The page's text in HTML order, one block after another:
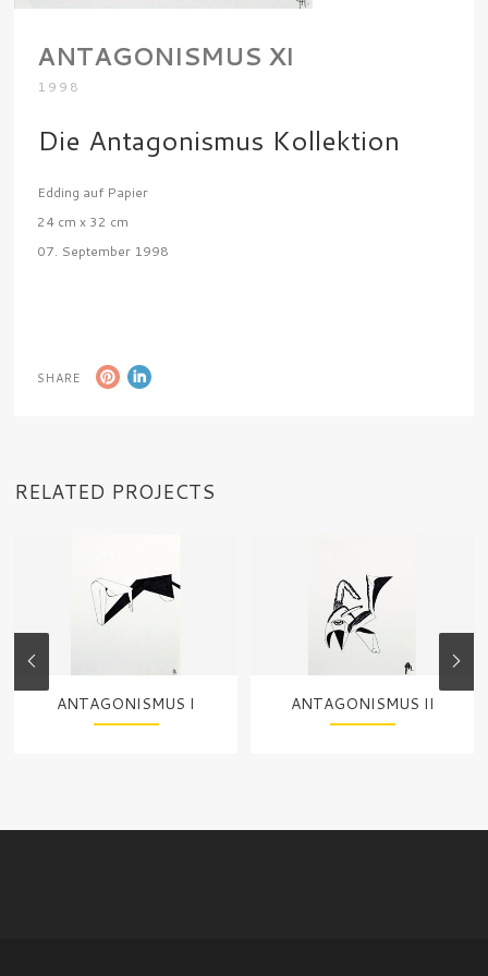
ANTAGONISMUS XI
1998
Die Antagonismus Kollektion
Edding auf Papier
24 cm x 32 cm
07. September 1998
SHARE
RELATED PROJECTS
ANTAGONISMUS I ANTAGONISMUS II